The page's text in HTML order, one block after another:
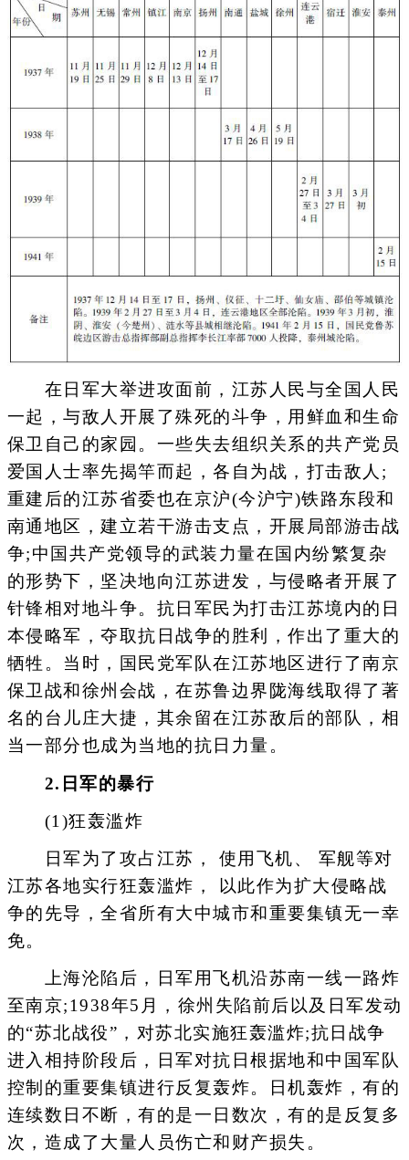
在日军大举进攻面前，江苏人民与全国人民
一起，与敌人开展了殊死的斗争，用鲜血和生命
保卫自己的家园。一些失去组织关系的共产党员
爱国人士率先揭竿而起，各自为战，打击敌人;
重建后的江苏省委也在京沪(今沪宁)铁路东段和
南通地区，建立若干游击支点，开展局部游击战
争;中国共产党领导的武装力量在国内纷繁复杂
的形势下，坚决地向江苏进发，与侵略者开展了
针锋相对地斗争。抗日军民为打击江苏境内的日
本侵略军，夺取抗日战争的胜利，作出了重大的
牺牲。当时，国民党军队在江苏地区进行了南京
保卫战和徐州会战，在苏鲁边界陇海线取得了著
名的台儿庄大捷，其余留在江苏敌后的部队，相
当一部分也成为当地的抗日力量。
2.日军的暴行
(1)狂轰滥炸
日军为了攻占江苏， 使用飞机、 军舰等对
江苏各地实行狂轰滥炸， 以此作为扩大侵略战
争的先导，全省所有大中城市和重要集镇无一幸
免。
上海沦陷后，日军用飞机沿苏南一线一路炸
至南京;1938年5月，徐州失陷前后以及日军发动
的“苏北战役”，对苏北实施狂轰滥炸;抗日战争
进入相持阶段后，日军对抗日根据地和中国军队
控制的重要集镇进行反复轰炸。日机轰炸，有的
连续数日不断，有的是一日数次，有的是反复多
次，造成了大量人员伤亡和财产损失。